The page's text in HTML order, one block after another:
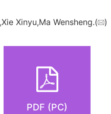
Xinyu,Ma Wensheng.(
PDF (PC)